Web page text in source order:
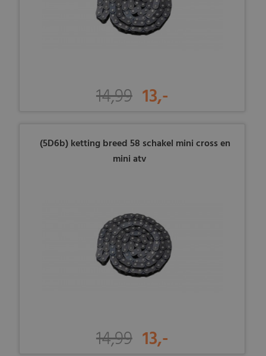
14,99 13,-
(5D6b) ketting breed 58 schakel mini cross en
mini atv
14,99 13,-